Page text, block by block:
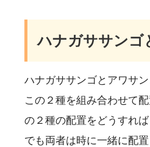
ハナガササンゴ
ハナガササンゴとアワサ
この２種を組み合わせて
の２種の配置をどうすれ
でも両者は時に一緒に配